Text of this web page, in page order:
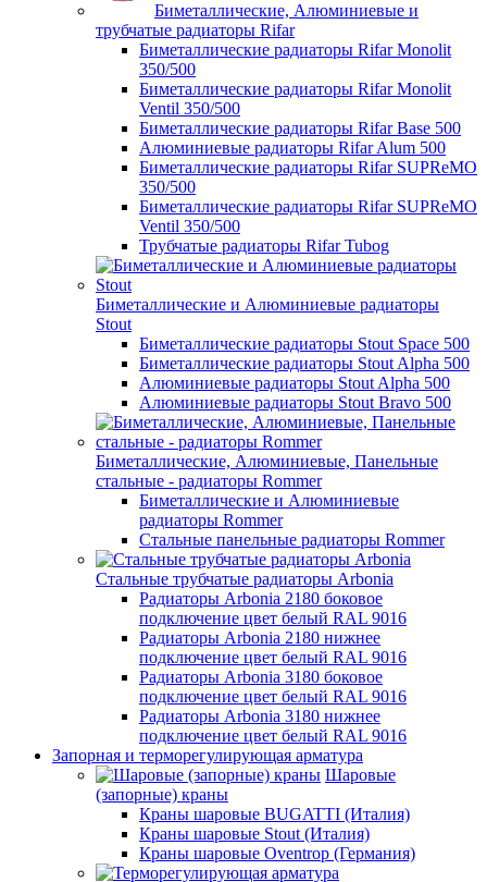
Биметаллические, Алюминиевые и
трубчатые радиаторы Rifar
Биметаллические радиаторы Rifar Monolit
350/500
Биметаллические радиаторы Rifar Monolit
Ventil 350/500
Биметаллические радиаторы Rifar Base 500
Алюминиевые радиаторы Rifar Alum 500
Биметаллические радиаторы Rifar SUPReMO
350/500
Биметаллические радиаторы Rifar SUPReMO
Ventil 350/500
Трубчатые радиаторы Rifar Tubog
Биметаллические и Алюминиевые радиаторы
Stout
Биметаллические радиаторы Stout Space 500
Биметаллические радиаторы Stout Alpha 500
Алюминиевые радиаторы Stout Alpha 500
Алюминиевые радиаторы Stout Bravo 500
Биметаллические, Алюминиевые, Панельные
стальные - радиаторы Rommer
Биметаллические и Алюминиевые
радиаторы Rommer
Стальные панельные радиаторы Rommer
Стальные трубчатые радиаторы Arbonia
Радиаторы Arbonia 2180 боковое
подключение цвет белый RAL 9016
Радиаторы Arbonia 2180 нижнее
подключение цвет белый RAL 9016
Радиаторы Arbonia 3180 боковое
подключение цвет белый RAL 9016
Радиаторы Arbonia 3180 нижнее
подключение цвет белый RAL 9016
Запорная и терморегулирующая арматура
Шаровые
(запорные) краны
Краны шаровые BUGATTI (Италия)
Краны шаровые Stout (Италия)
Краны шаровые Oventrop (Германия)